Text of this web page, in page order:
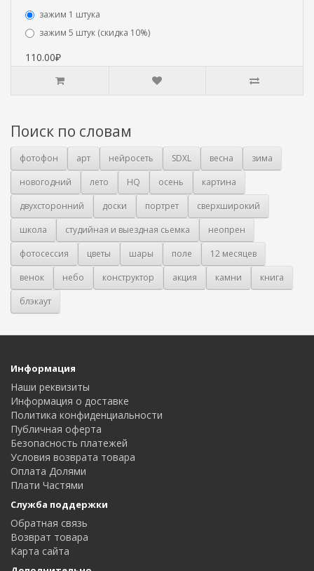
зажим 1 штука
зажим 5 штук (скидка 10%)
110.00₽
Поиск по словам
фотофон арт нейросеть SDXL весна
зима
новогодний
лето HQ осень
картина
двухсторонний
доски портрет
сверхширокий
школа
студийная и выездная сьемка
неопрен
фотосессия
цветы шары поле
12 месяцев
венок
небо конструктор акция камни
книга
блэкаут
Информация
Наши реквизиты
Информация о доставке
Политика конфиденциальности
Публичная оферта
Безопасность платежей
Условия возврата товара
Оплата Долями
Плати Частями
Служба поддержки
Обратная связь
Возврат товара
Карта сайта